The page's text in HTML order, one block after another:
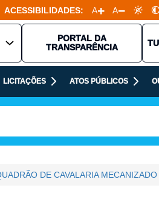
ACESSIBILIDADES: A A
PORTAL DA
TRANSPARÊNCIA
LICITAÇÕES ATOS PÚBLICOS
DE CAVALARIA MECANIZADO